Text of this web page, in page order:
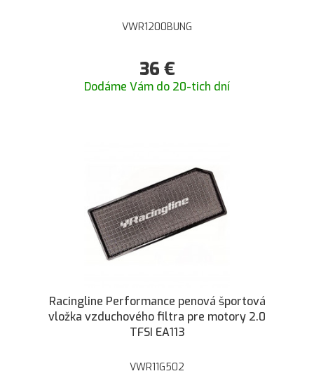
VWR1200BUNG
36 €
Dodáme Vám do 20-tich dní
Racingline Performance penová športová
vložka vzduchového filtra pre motory 2.0
TFSI EA113
VWR11G502